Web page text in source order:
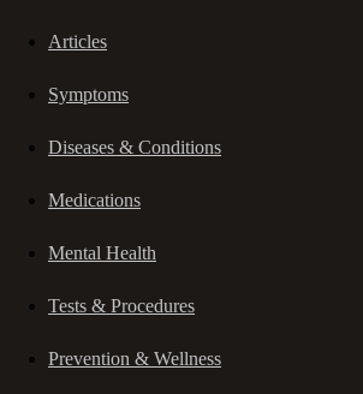
Articles
Symptoms
Diseases & Conditions
Medications
Mental Health
Tests & Procedures
Prevention & Wellness